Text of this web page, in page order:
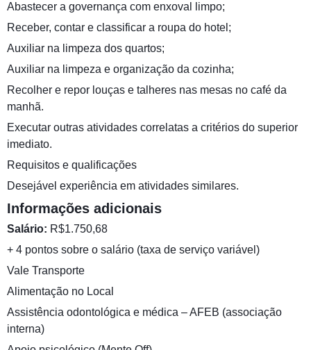
Abastecer a governança com enxoval limpo;
Receber, contar e classificar a roupa do hotel;
Auxiliar na limpeza dos quartos;
Auxiliar na limpeza e organização da cozinha;
Recolher e repor louças e talheres nas mesas no café da
manhã.
Executar outras atividades correlatas a critérios do superior
imediato.
Requisitos e qualificações
Desejável experiência em atividades similares.
Informações adicionais
Salário: R$1.750,68
+ 4 pontos sobre o salário (taxa de serviço variável)
Vale Transporte
Alimentação no Local
Assistência odontológica e médica – AFEB (associação
interna)